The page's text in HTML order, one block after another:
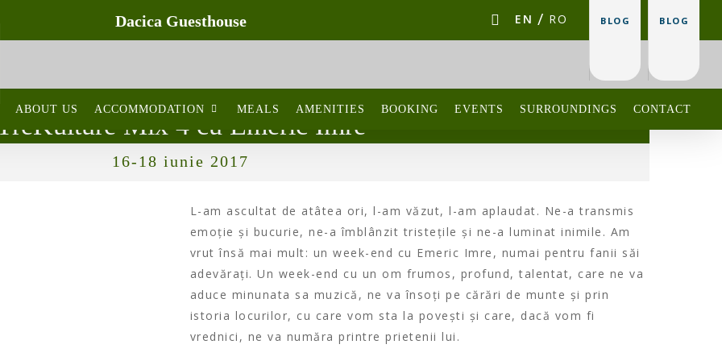
BLOG
BLOG
EN RO
Dacica Guesthouse
ABOUT US ACCOMMODATION MEALS AMENITIES BOOKING EVENTS SURROUNDINGS CONTACT
TreKulture Mix 4 cu Emeric Imre
16-18 iunie 2017
L-am ascultat de atâtea ori, l-am văzut, l-am aplaudat. Ne-a transmis
emoție și bucurie, ne-a îmblânzit tristețile și ne-a luminat inimile. Am
vrut însă mai mult: un week-end cu Emeric Imre, numai pentru fanii săi
adevărați. Un week-end cu un om frumos, profund, talentat, care ne va
aduce minunata sa muzică, ne va însoți pe cărări de munte și prin
istoria locurilor, cu care vom sta la povești și care, dacă vom fi
vrednici, ne va număra printre prietenii lui.